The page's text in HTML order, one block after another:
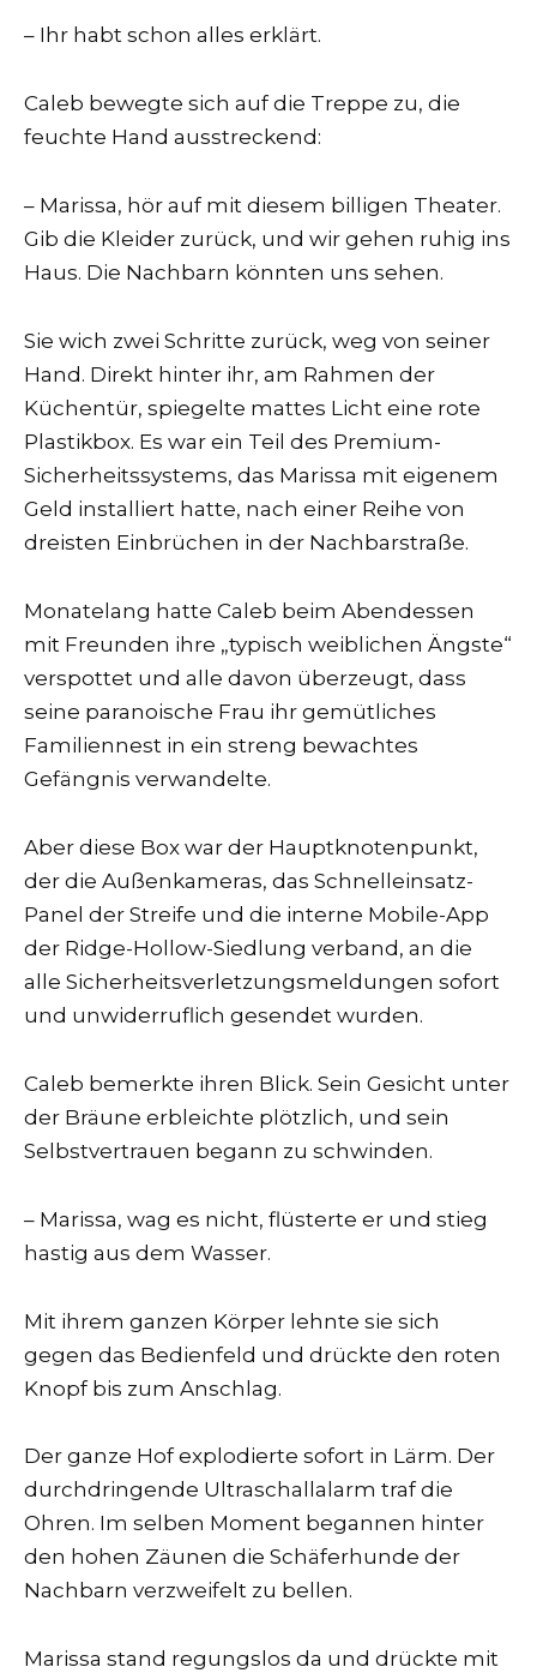
– Ihr habt schon alles erklärt.
Caleb bewegte sich auf die Treppe zu, die
feuchte Hand ausstreckend:
– Marissa, hör auf mit diesem billigen Theater.
Gib die Kleider zurück, und wir gehen ruhig ins
Haus. Die Nachbarn könnten uns sehen.
Sie wich zwei Schritte zurück, weg von seiner
Hand. Direkt hinter ihr, am Rahmen der
Küchentür, spiegelte mattes Licht eine rote
Plastikbox. Es war ein Teil des Premium-
Sicherheitssystems, das Marissa mit eigenem
Geld installiert hatte, nach einer Reihe von
dreisten Einbrüchen in der Nachbarstraße.
Monatelang hatte Caleb beim Abendessen
mit Freunden ihre „typisch weiblichen Ängste“
verspottet und alle davon überzeugt, dass
seine paranoische Frau ihr gemütliches
Familiennest in ein streng bewachtes
Gefängnis verwandelte.
Aber diese Box war der Hauptknotenpunkt,
der die Außenkameras, das Schnelleinsatz-
Panel der Streife und die interne Mobile-App
der Ridge-Hollow-Siedlung verband, an die
alle Sicherheitsverletzungsmeldungen sofort
und unwiderruflich gesendet wurden.
Caleb bemerkte ihren Blick. Sein Gesicht unter
der Bräune erbleichte plötzlich, und sein
Selbstvertrauen begann zu schwinden.
– Marissa, wag es nicht, flüsterte er und stieg
hastig aus dem Wasser.
Mit ihrem ganzen Körper lehnte sie sich
gegen das Bedienfeld und drückte den roten
Knopf bis zum Anschlag.
Der ganze Hof explodierte sofort in Lärm. Der
durchdringende Ultraschallalarm traf die
Ohren. Im selben Moment begannen hinter
den hohen Zäunen die Schäferhunde der
Nachbarn verzweifelt zu bellen.
Marissa stand regungslos da und drückte mit